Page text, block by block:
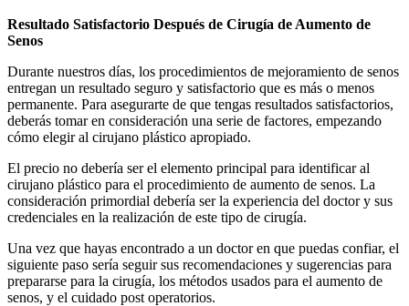
Resultado Satisfactorio Después de Cirugía de Aumento de
Senos
Durante nuestros días, los procedimientos de mejoramiento de senos
entregan un resultado seguro y satisfactorio que es más o menos
permanente. Para asegurarte de que tengas resultados satisfactorios,
deberás tomar en consideración una serie de factores, empezando
cómo elegir al cirujano plástico apropiado.
El precio no debería ser el elemento principal para identificar al
cirujano plástico para el procedimiento de aumento de senos. La
consideración primordial debería ser la experiencia del doctor y sus
credenciales en la realización de este tipo de cirugía.
Una vez que hayas encontrado a un doctor en que puedas confiar, el
siguiente paso sería seguir sus recomendaciones y sugerencias para
prepararse para la cirugía, los métodos usados para el aumento de
senos, y el cuidado post operatorios.